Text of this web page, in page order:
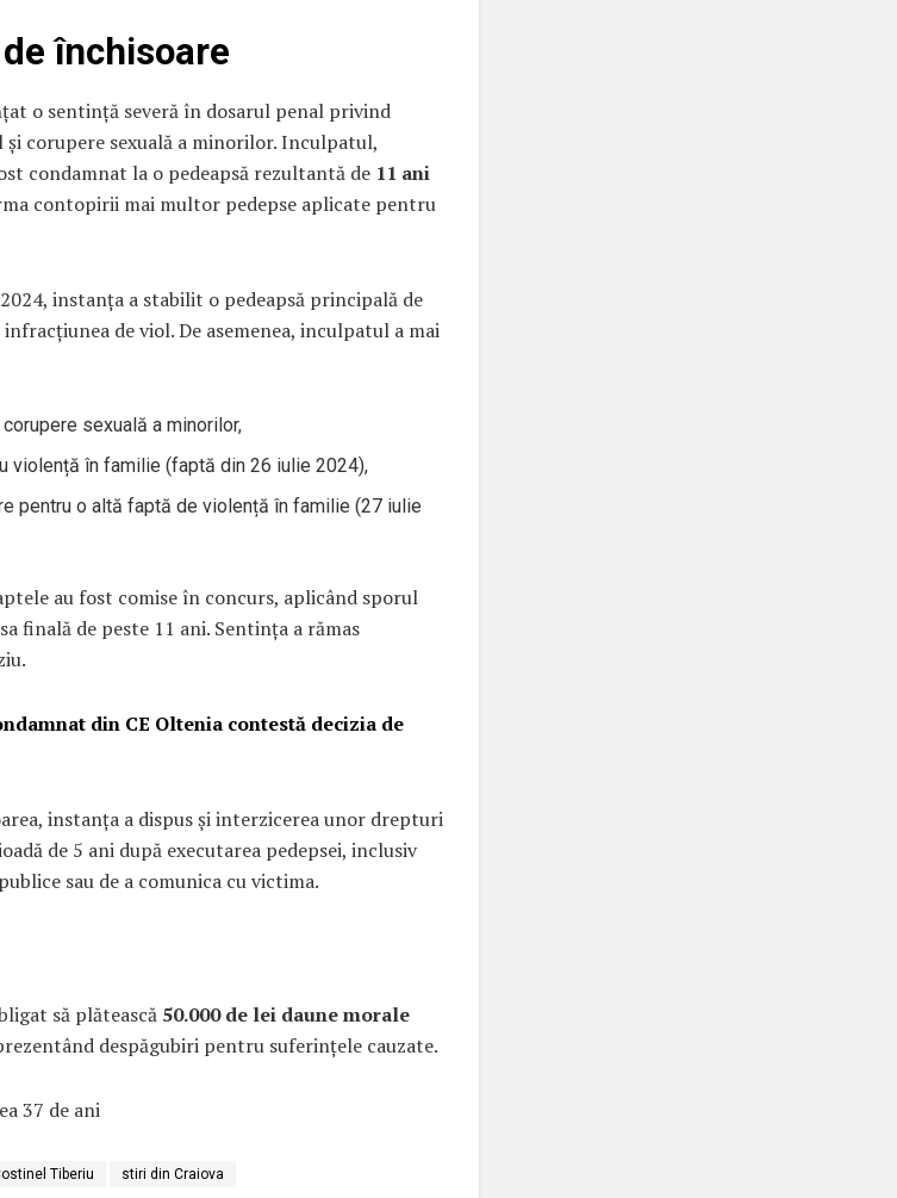
închisoare
o sentință severă în dosarul penal privind
corupere sexuală a minorilor. Inculpatul,
condamnat la o pedeapsă rezultantă de 11 ani
contopirii mai multor pedepse aplicate pentru
instanța a stabilit o pedeapsă principală de
de viol. De asemenea, inculpatul a mai
sexuală a minorilor,
violență în familie (faptă din 26 iulie 2024),
pentru o altă faptă de violență în familie (27 iulie
au fost comise în concurs, aplicând sporul
finală de peste 11 ani. Sentința a rămas
din CE Oltenia contestă decizia de
instanța a dispus și interzicerea unor drepturi
de 5 ani după executarea pedepsei, inclusiv
sau de a comunica cu victima.
să plătească 50.000 de lei daune morale
despăgubiri pentru suferințele cauzate.
37 de ani
Tiberiu stiri din Craiova